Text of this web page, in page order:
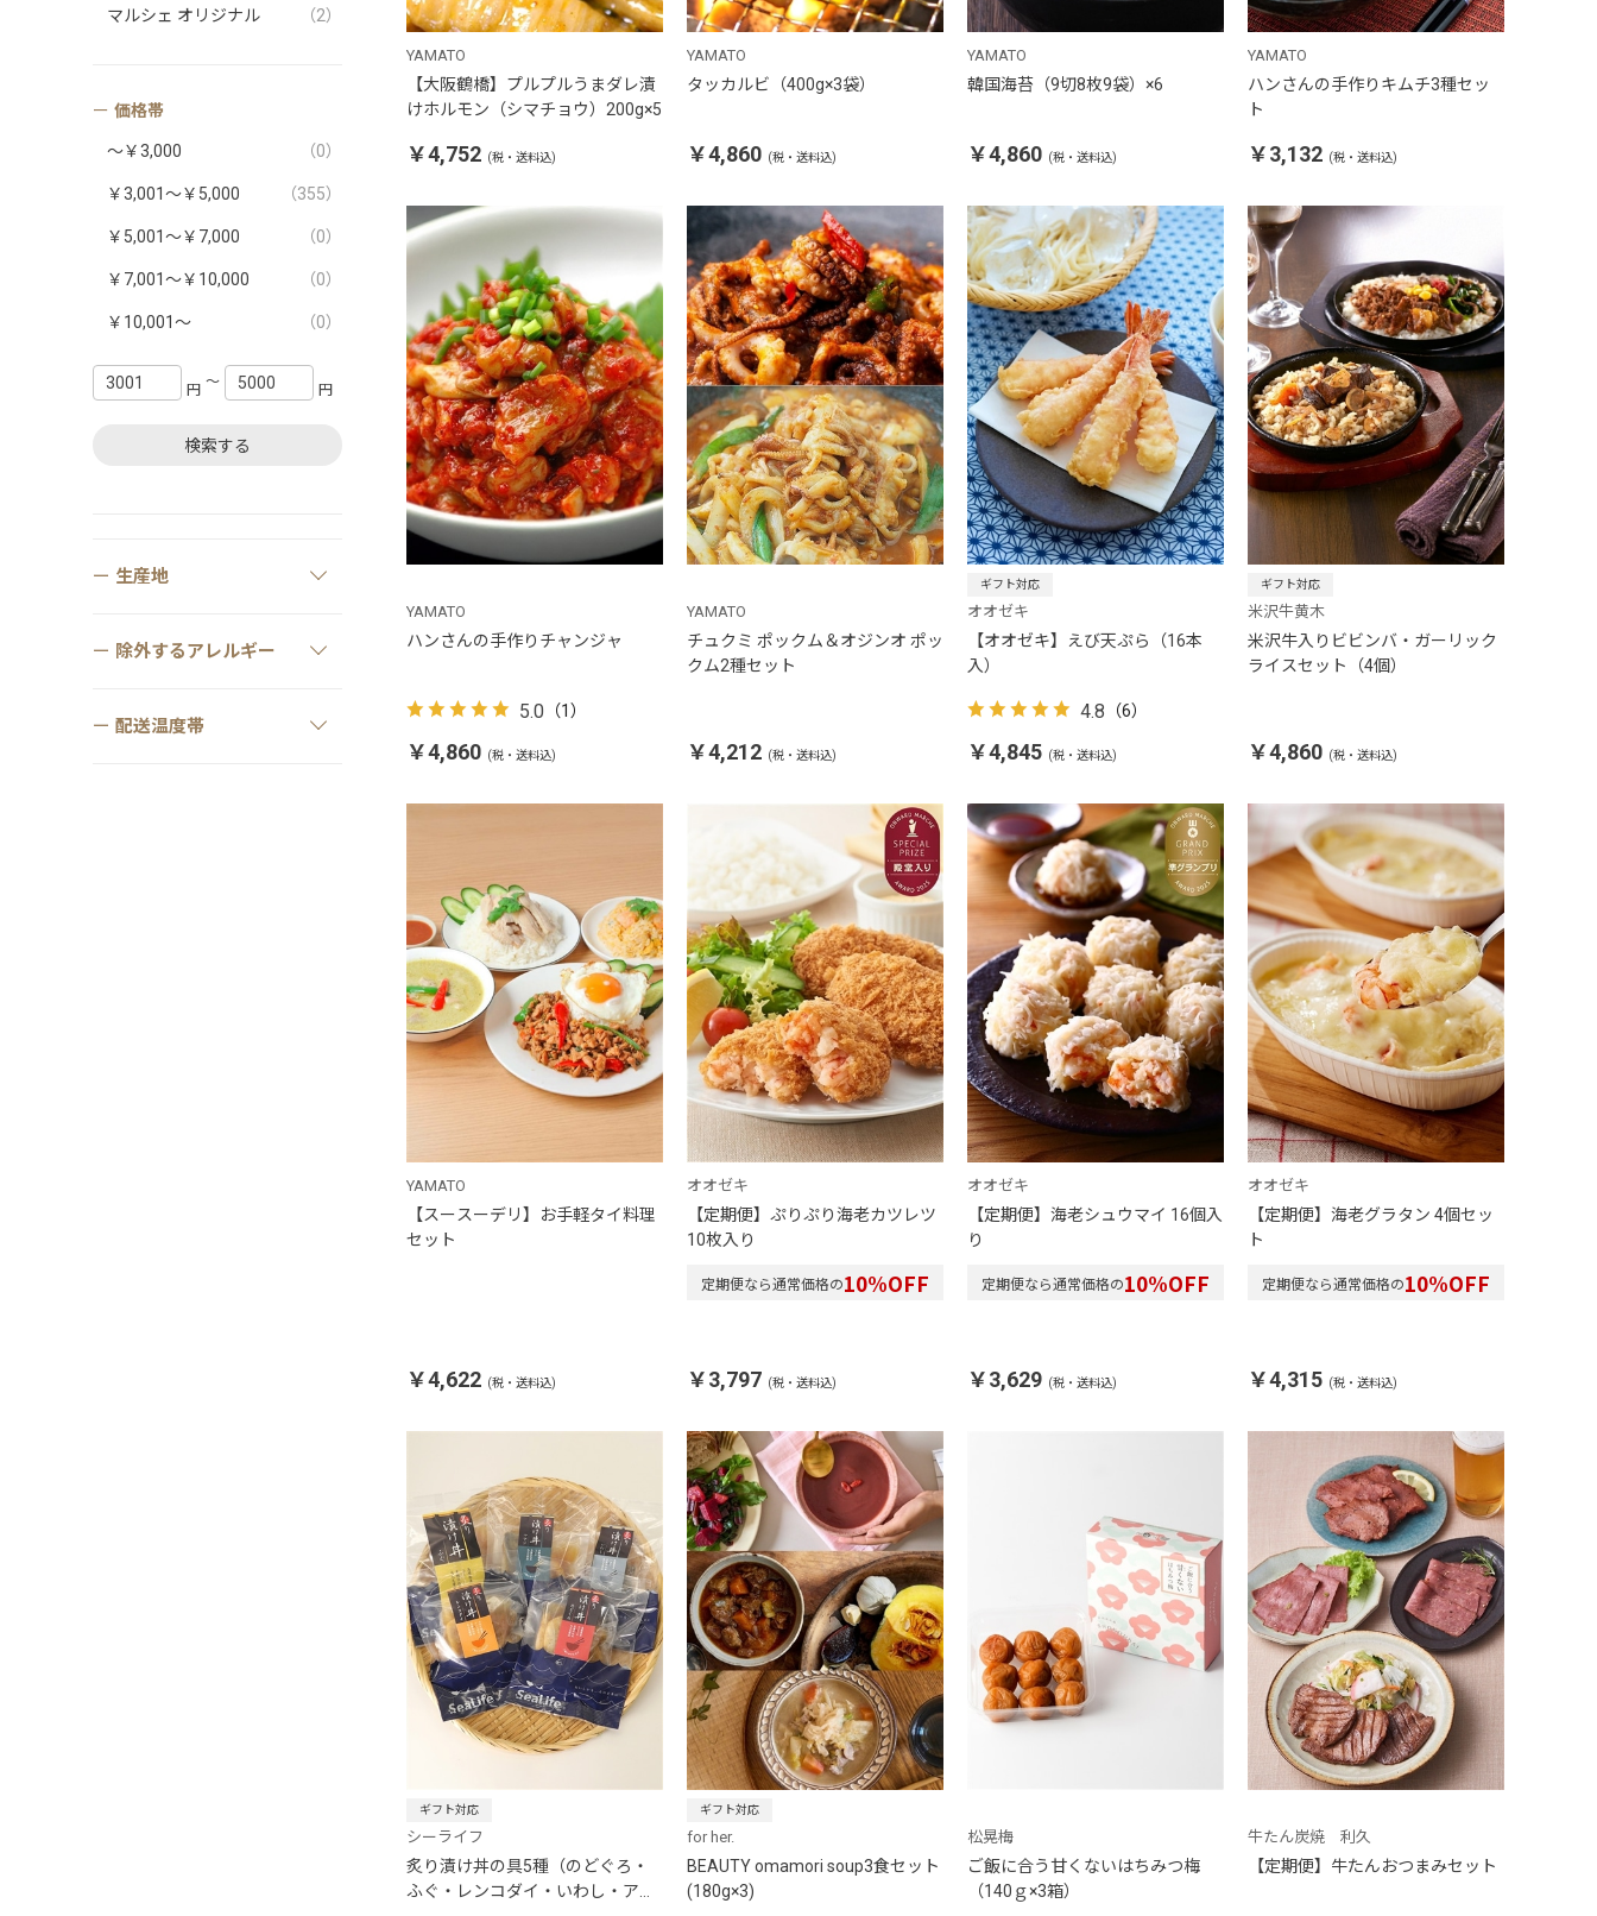
YAMATO
【大阪鶴橋】プルプルうまダレ漬
けホルモン（シマチョウ）200g×5
￥4,752 (税・送料込)
YAMATO
タッカルビ（400g×3袋）
￥4,860 (税・送料込)
YAMATO
韓国海苔（9切8枚9袋）×6
￥4,860 (税・送料込)
YAMATO
ハンさんの手作りキムチ3種セッ
ト
￥3,132 (税・送料込)
YAMATO
ハンさんの手作りチャンジャ
5.0 （1）
￥4,860 (税・送料込)
YAMATO
チュクミ ポックム＆オジンオ ポッ
クム2種セット
￥4,212 (税・送料込)
ギフト対応
オオゼキ
【オオゼキ】えび天ぷら（16本
入）
4.8 （6）
￥4,845 (税・送料込)
ギフト対応
米沢牛黄木
米沢牛入りビビンバ・ガーリック
ライスセット（4個）
￥4,860 (税・送料込)
YAMATO
【スースーデリ】お手軽タイ料理
セット
￥4,622 (税・送料込)
オオゼキ
【定期便】ぷりぷり海老カツレツ
10枚入り
定期便なら通常価格の10%OFF
￥3,797 (税・送料込)
オオゼキ
【定期便】海老シュウマイ 16個入
り
定期便なら通常価格の10%OFF
￥3,629 (税・送料込)
オオゼキ
【定期便】海老グラタン 4個セッ
ト
定期便なら通常価格の10%OFF
￥4,315 (税・送料込)
ギフト対応
シーライフ
炙り漬け丼の具5種（のどぐろ・
ふぐ・レンコダイ・いわし・ア
ギフト対応
for her.
BEAUTY omamori soup3食セット
(180g×3)
松晃梅
ご飯に合う甘くないはちみつ梅
（140ｇ×3箱）
牛たん炭焼 利久
【定期便】牛たんおつまみセット
マルシェ オリジナル （2）
価格帯
～￥3,000 （0）
￥3,001～￥5,000 （355）
￥5,001～￥7,000 （0）
￥7,001～￥10,000 （0）
￥10,001～ （0）
円 〜 円
検索する
生産地
除外するアレルギー
配送温度帯